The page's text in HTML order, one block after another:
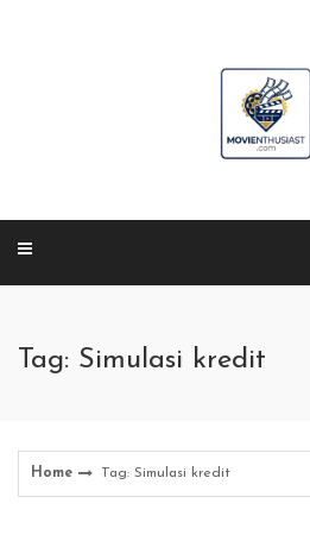
Tag: Simulasi kredit
Home Tag: Simulasi kredit